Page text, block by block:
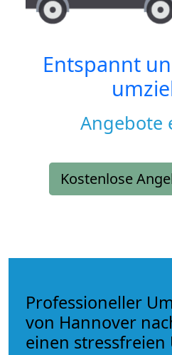
Entspannt
Angebote
Kostenlose
Professioneller
von Hannover
einen stressfreien